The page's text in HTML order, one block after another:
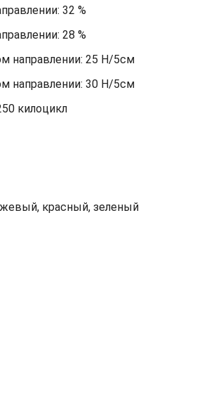
32 %
28 %
направлении: 25 Н/5см
направлении: 30 Н/5см
килоцикл
красный, зеленый